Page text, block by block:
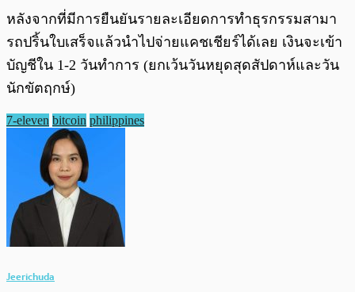
หลังจากที่มีการยืนยันรายละเอียดการทำธุรกรรมสามา
รถปริ้นใบเสร็จแล้วนำไปจ่ายแคชเชียร์ได้เลย เงินจะเข้า
บัญชีใน 1-2 วันทำการ (ยกเว้นวันหยุดสุดสัปดาห์และวัน
นักขัตฤกษ์)
7-eleven bitcoin philippines
Jeerichuda